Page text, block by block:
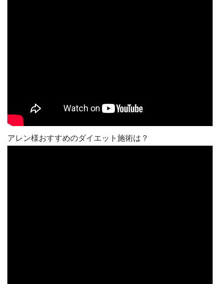
アレン様おすすめのダイエット施術は？